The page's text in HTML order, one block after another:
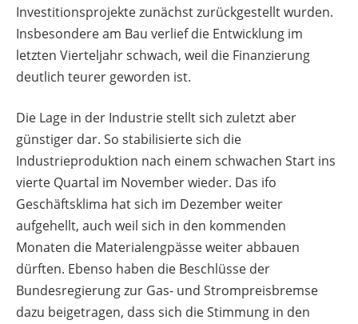
Investitionsprojekte zunächst zurückgestellt wurden.
Insbesondere am Bau verlief die Entwicklung im
letzten Vierteljahr schwach, weil die Finanzierung
deutlich teurer geworden ist.
Die Lage in der Industrie stellt sich zuletzt aber
günstiger dar. So stabilisierte sich die
Industrieproduktion nach einem schwachen Start ins
vierte Quartal im November wieder. Das ifo
Geschäftsklima hat sich im Dezember weiter
aufgehellt, auch weil sich in den kommenden
Monaten die Materialengpässe weiter abbauen
dürften. Ebenso haben die Beschlüsse der
Bundesregierung zur Gas- und Strompreisbremse
dazu beigetragen, dass sich die Stimmung in den